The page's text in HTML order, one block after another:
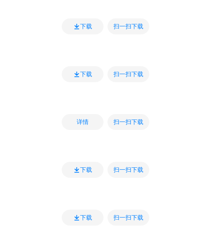
下载 扫一扫下载
下载 扫一扫下载
详情 扫一扫下载
下载 扫一扫下载
下载 扫一扫下载